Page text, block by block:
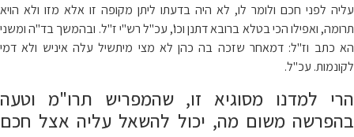
עליה לפני חכם ולומר לו, לא היה בדעתו ליתן מקופה זו אלא מזו ולא הויא
תרומה, ואפילו הכי בטלא ברובא דתנן וכו', עכ"ל רש"י ז"ל. ובהמשך בד"ה ומשני
הא כתב וז"ל: דמאחר שזכה בה כהן לא מצי מיתשיל עלה איניש ולא דמי
לקונמות. עכ"ל.
הרי למדנו מסוגיא זו, שהמפריש תרו"מ וטעה
בהפרשה משום מה, יכול להשאל עליה אצל חכם